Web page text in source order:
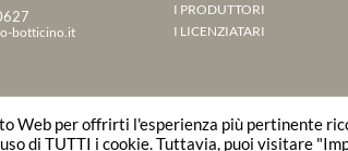
Web per offrirti l'esperienza più pertinente
di TUTTI i cookie. Tuttavia, puoi visitare
botticino.it
I PRODUTTORI
I LICENZIATARI
Marmo Botticino Classico | P.IVA/